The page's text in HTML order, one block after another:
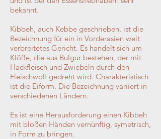
bekannt.
Kibbeh, auch Kebbe geschrieben, ist die
Bezeichnung für ein in Vorderasien weit
verbreitetes Gericht. Es handelt sich um
Klöße, die aus Bulgur bestehen, der mit
Hackfleisch und Zwiebeln durch den
Fleischwolf gedreht wird. Charakteristisch
ist die Eiform. Die Bezeichnung variiert in
verschiedenen Ländern.
Es ist eine Herausforderung einen Kibbeh
mit bloßen Händen vernünftig, symetrisch,
in Form zu bringen.